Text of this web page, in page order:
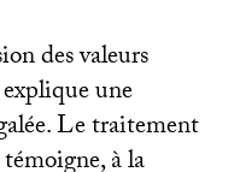
des valeurs
une
Le traitement